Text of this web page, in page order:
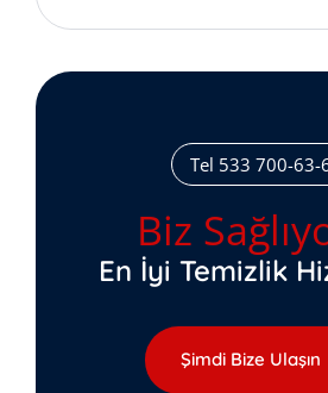
Tel 533 700-63-
Biz
En İyi Temizlik
Şimdi Bize Ulaşın